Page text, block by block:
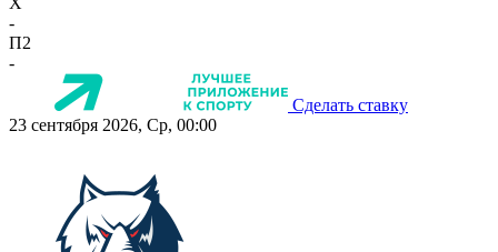
-
П2
-
Сделать ставку
23 сентября 2026, Ср, 00:00